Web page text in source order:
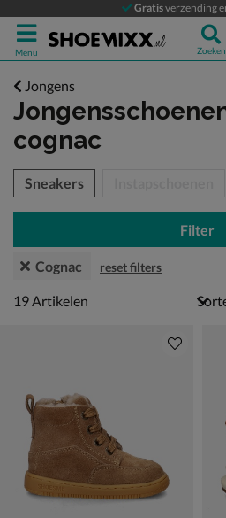
Gratisverzending
Menu Zoeken
Jongens
cognac
over
Sneakers
Filter
Cognac reset filters
19 artikelen
19Artikelen